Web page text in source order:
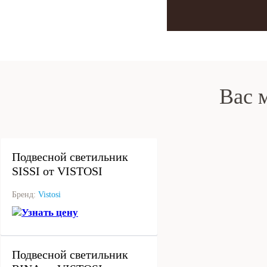
Вас
Подвесной светильник
SISSI от VISTOSI
Бренд: Vistosi
Узнать цену
Подвесной светильник